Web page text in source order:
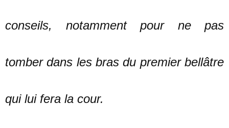
conseils, notamment pour ne pas
tomber dans les bras du premier bellâtre
qui lui fera la cour.